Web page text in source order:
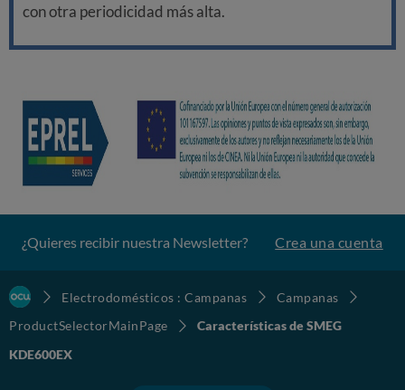
con otra periodicidad más alta.
¿Quieres recibir nuestra Newsletter? Crea una cuenta
Electrodomésticos : Campanas
Campanas
ProductSelectorMainPage
Características de SMEG
KDE600EX